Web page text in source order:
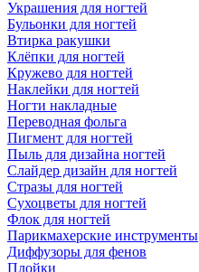
Украшения для ногтей
Бульонки для ногтей
Втирка ракушки
Клёпки для ногтей
Кружево для ногтей
Наклейки для ногтей
Ногти накладные
Переводная фольга
Пигмент для ногтей
Пыль для дизайна ногтей
Слайдер дизайн для ногтей
Стразы для ногтей
Сухоцветы для ногтей
Флок для ногтей
Парикмахерские инструменты
Диффузоры для фенов
Плойки